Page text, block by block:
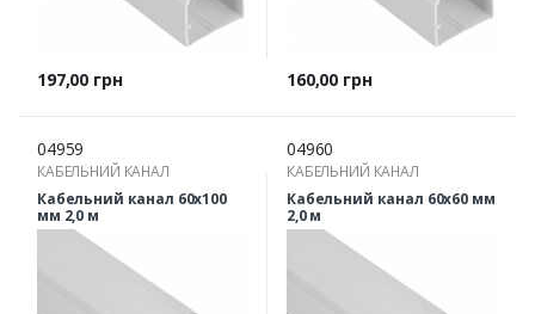
Ціна
197,00 грн Ціна
160,00 грн
04959
КАБЕЛЬНИЙ КАНАЛ
Кабельний канал 60х100
мм 2,0 м
04960
КАБЕЛЬНИЙ КАНАЛ
Кабельний канал 60х60 мм
2,0 м